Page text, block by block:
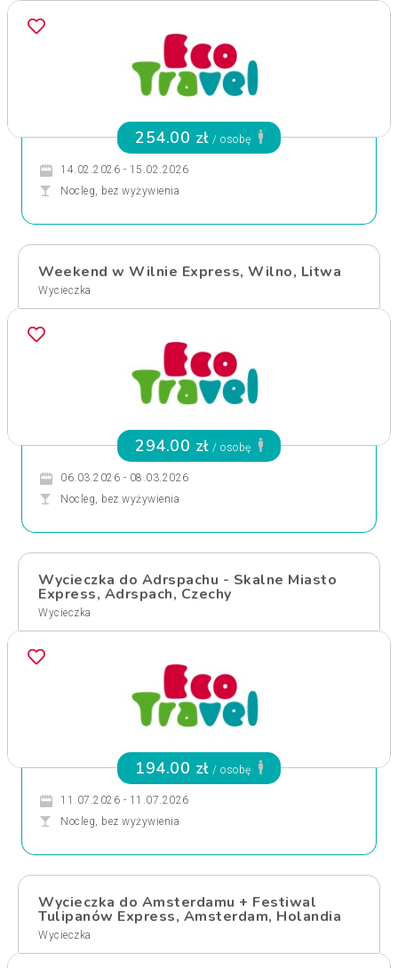
254.00 zł / osobę
14.02.2026 - 15.02.2026
Nocleg, bez wyżywienia
Weekend w Wilnie Express, Wilno, Litwa
Wycieczka
294.00 zł / osobę
06.03.2026 - 08.03.2026
Nocleg, bez wyżywienia
Wycieczka do Adrspachu - Skalne Miasto
Express, Adrspach, Czechy
Wycieczka
194.00 zł / osobę
11.07.2026 - 11.07.2026
Nocleg, bez wyżywienia
Wycieczka do Amsterdamu + Festiwal
Tulipanów Express, Amsterdam, Holandia
Wycieczka